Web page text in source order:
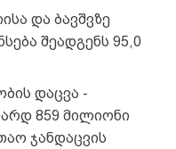
და ბავშვზე
შეადგენს 95,0
დაცვა -
859 მილიონი
ჯანდაცვის